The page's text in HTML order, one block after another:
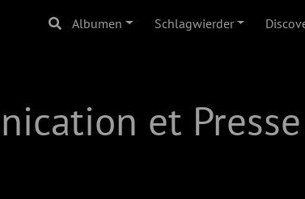
Albumen Schlagwierder
et